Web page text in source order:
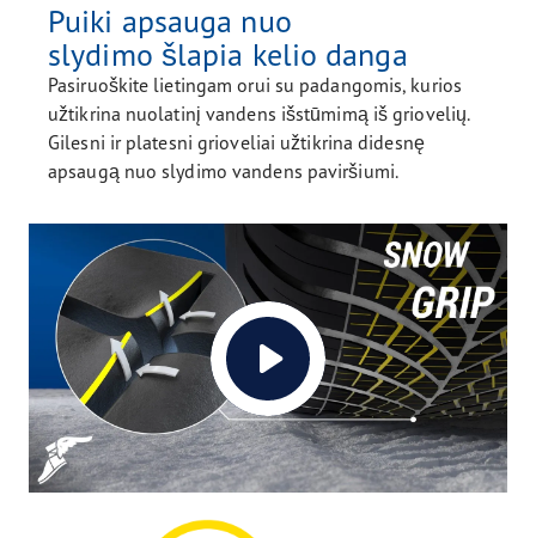
Puiki apsauga nuo
slydimo šlapia kelio danga
Pasiruoškite lietingam orui su padangomis, kurios
užtikrina nuolatinį vandens išstūmimą iš griovelių.
Gilesni ir platesni grioveliai užtikrina didesnę
apsaugą nuo slydimo vandens paviršiumi.